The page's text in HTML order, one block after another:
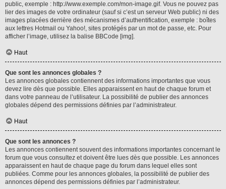
public, exemple : http://www.exemple.com/mon-image.gif. Vous ne pouvez pas
lier des images de votre ordinateur (sauf si c’est un serveur Web public) ni des
images placées derrière des mécanismes d’authentification, exemple : boîtes
aux lettres Hotmail ou Yahoo!, sites protégés par un mot de passe, etc. Pour
afficher l’image, utilisez la balise BBCode [img].
Haut
Que sont les annonces globales ?
Les annonces globales contiennent des informations importantes que vous
devez lire dès que possible. Elles apparaissent en haut de chaque forum et
dans votre panneau de l’utilisateur. La possibilité de publier des annonces
globales dépend des permissions définies par l’administrateur.
Haut
Que sont les annonces ?
Les annonces contiennent souvent des informations importantes concernant le
forum que vous consultez et doivent être lues dès que possible. Les annonces
apparaissent en haut de chaque page du forum dans lequel elles sont
publiées. Comme pour les annonces globales, la possibilité de publier des
annonces dépend des permissions définies par l’administrateur.